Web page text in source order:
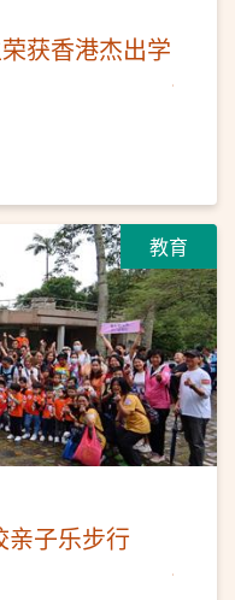
获香港杰出学
教育
子乐步行